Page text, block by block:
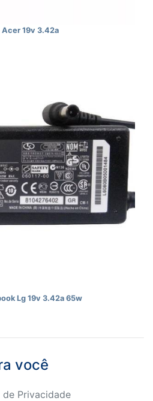
Acer 19v 3.42a
Lg 19v 3.42a 65w
você
de Privacidade